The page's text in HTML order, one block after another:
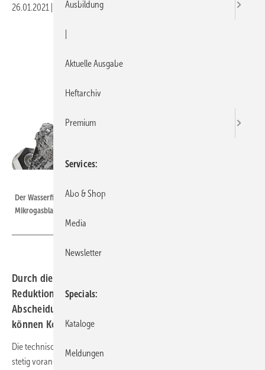
26.01.2021 Druckvorschau
Der Wasserfilter SorbOx LI kombiniert Magnetflussfilter, Anodenschutz,
Mikrogasblasenabscheider und Demineralisierung in einem Gerät.
Durch die richtige Befüllung von Heizungsanlagen, die
Reduktion gelöster Gase durch eine Mikroluftblasen-
Abscheidung und den Einsatz von Magnesiumanoden
können Korrosionsschäden deutlich reduziert werden.
Die technische Weiterentwicklung von Heizungsanlagen schreitet
stetig voran – dies betrifft die zum Einsatz kommenden Materialien
Ausbildung
Aktuelle Ausgabe
Heftarchiv
Premium
Services
Abo & Shop
Media
Newsletter
Specials
Kataloge
Meldungen